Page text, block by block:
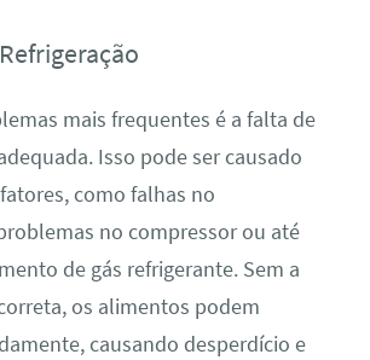
mais frequentes é a falta de
Isso pode ser causado
como falhas no
no compressor ou até
de gás refrigerante. Sem a
os alimentos podem
causando desperdício e